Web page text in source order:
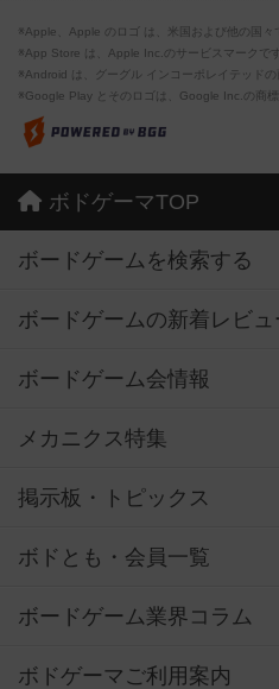
※Apple、Apple のロゴ は、米国および他の国々
※App Store は、Apple Inc.のサービスマークです
※Android は、グーグル インコーポレイテッドの
※Google Play とそのロゴは、Google Inc.の商標
ボドゲーマTOP
ボードゲームを検索する
ボードゲームの新着レビュ
ボードゲーム会情報
メカニクス特集
掲示板・トピックス
ボドとも・会員一覧
ボードゲーム業界コラム
ボドゲーマご利用案内